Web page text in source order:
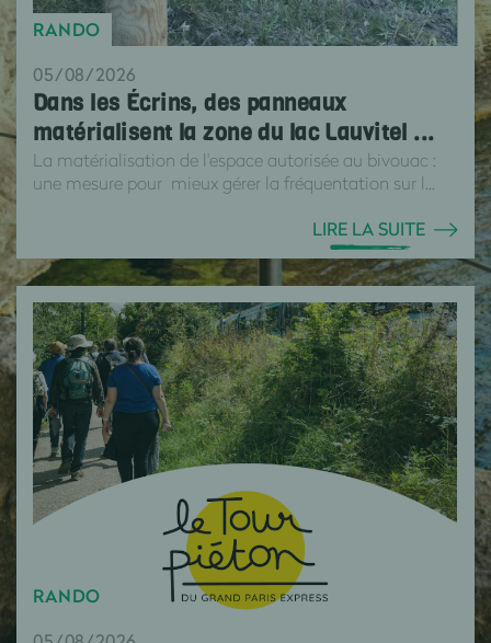
RANDO
05/08/2026
Dans les Écrins, des panneaux
matérialisent la zone du lac Lauvitel ...
La matérialisation de l'espace autorisée au bivouac :
une mesure pour mieux gérer la fréquentation sur l...
LIRE LA SUITE
RANDO